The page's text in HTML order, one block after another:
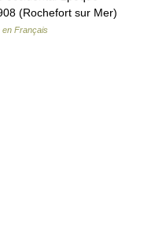
(Rochefort sur Mer)
en Français